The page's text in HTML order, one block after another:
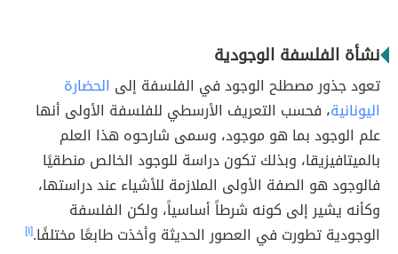
نشأة الفلسفة الوجودية
تعود جذور مصطلح الوجود في الفلسفة إلى الحضارة
اليونانية، فحسب التعريف الأرسطي للفلسفة الأولى أنها
علم الوجود بما هو موجود، وسمى شارحوه هذا العلم
بالميتافيزيقا، وبذلك تكون دراسة للوجود الخالص منطقيًا
فالوجود هو الصفة الأولى الملازمة للأشياء عند دراستها،
وكأنه يشير إلى كونه شرطاً أساسياً، ولكن الفلسفة
الوجودية تطورت في العصور الحديثة وأخذت طابعًا مختلفًا.[١]